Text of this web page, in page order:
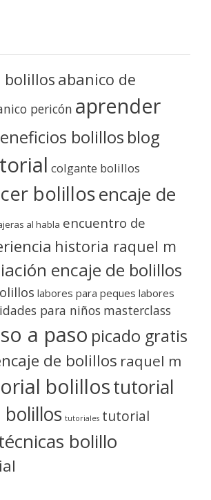
bolillos abanico de
pericón aprender
bolillos blog
colgante bolillos
bolillosencaje de
al habla encuentro de
historia raquel m
encaje de bolillos
labores para peques labores
para niños masterclass
a paso picado gratis
de bolillos raquel m
bolillostutorial
bolillos tutoriales tutorial
bolillo